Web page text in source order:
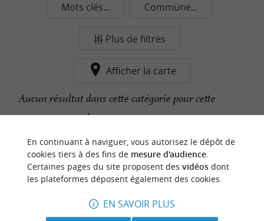
Mots clés... Commune...
Plus de filtres
Afficher la carte
Aucun résultat dans cette catégorie pour cette
commune pour le moment...
n
o
t
r
e
c
o
u
p
d
e
c
o
e
u
r
En continuant à naviguer, vous autorisez le dépôt de
cookies tiers à des fins de mesure d'audience.
Certaines pages du site proposent des vidéosdont
les plateformes déposent également des cookies.
EN SAVOIR PLUS